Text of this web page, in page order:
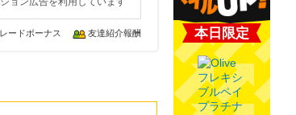
ードボーナス 友達紹介報酬 本日限定